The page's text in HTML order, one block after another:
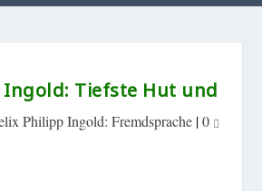
Ingold: Tiefste Hut und
Philipp Ingold: Fremdsprache |0